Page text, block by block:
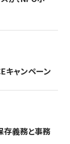
キャンペーン
義務と事務